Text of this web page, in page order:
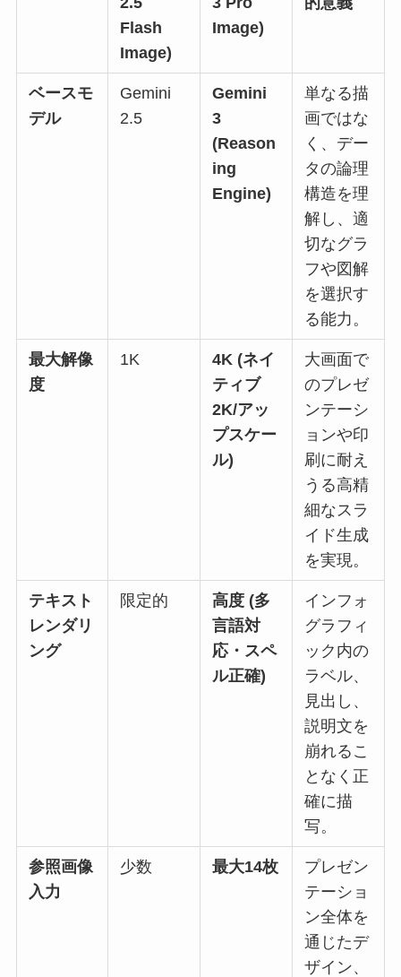
Flash
Image)
Image)
ベースモ
デル
Gemini
2.5
Gemini
3
(Reason
ing
Engine)
単なる描
画ではな
く、デー
タの論理
構造を理
解し、適
切なグラ
フや図解
を選択す
る能力。
最大解像
度
1K
4K (ネイ
ティブ
2K/アッ
プスケー
ル)
大画面で
のプレゼ
ンテーシ
ョンや印
刷に耐え
うる高精
細なスラ
イド生成
を実現。
テキスト
レンダリ
ング
限定的
高度 (多
言語対
応・スペ
ル正確)
インフォ
グラフィ
ック内の
ラベル、
見出し、
説明文を
崩れるこ
となく正
確に描
写。
参照画像
入力
少数 最大14枚
プレゼン
テーショ
ン全体を
通じたデ
ザイン、